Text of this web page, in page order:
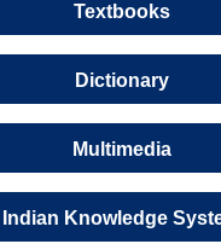
Textbooks
Dictionary
Multimedia
Indian Knowledge